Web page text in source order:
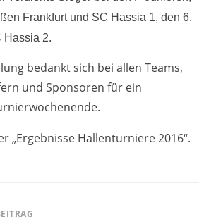
F-Jugend
Frankfurt und SC Hassia 1, den 6.
Hassia 2.
bedankt sich bei allen Teams,
und Sponsoren für ein
„Ergebnisse Hallenturniere 2016“.